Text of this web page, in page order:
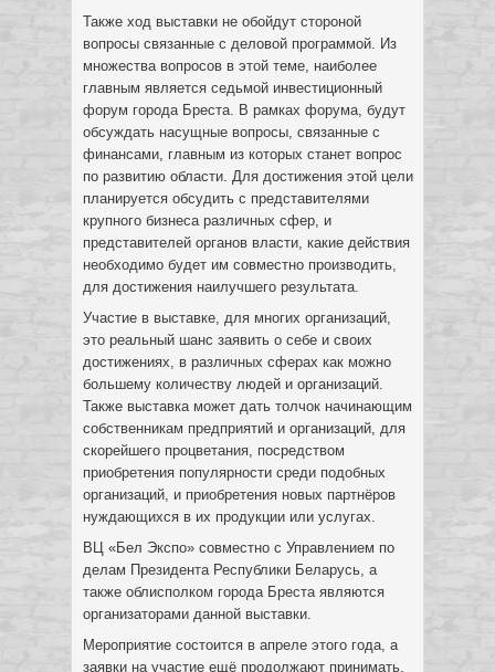
Также ход выставки не обойдут стороной
вопросы связанные с деловой программой. Из
множества вопросов в этой теме, наиболее
главным является седьмой инвестиционный
форум города Бреста. В рамках форума, будут
обсуждать насущные вопросы, связанные с
финансами, главным из которых станет вопрос
по развитию области. Для достижения этой цели
планируется обсудить с представителями
крупного бизнеса различных сфер, и
представителей органов власти, какие действия
необходимо будет им совместно производить,
для достижения наилучшего результата.
Участие в выставке, для многих организаций,
это реальный шанс заявить о себе и своих
достижениях, в различных сферах как можно
большему количеству людей и организаций.
Также выставка может дать толчок начинающим
собственникам предприятий и организаций, для
скорейшего процветания, посредством
приобретения популярности среди подобных
организаций, и приобретения новых партнёров
нуждающихся в их продукции или услугах.
ВЦ «Бел Экспо» совместно с Управлением по
делам Президента Республики Беларусь, а
также облисполком города Бреста являются
организаторами данной выставки.
Мероприятие состоится в апреле этого года, а
заявки на участие ещё продолжают принимать,